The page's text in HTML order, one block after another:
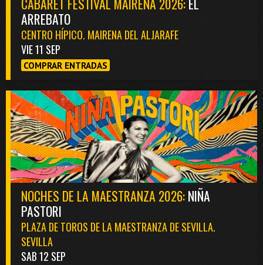
CABARET FESTIVAL MAIRENA 2026:EL
ARREBATO
CENTRO HÍPICO. MAIRENA DEL ALJARAFE
VIE 11 SEP
COMPRAR ENTRADAS
NOCHES DE LA MAESTRANZA 2026:NIÑA
PASTORI
PLAZA DE TOROS DE LA MAESTRANZA DE SEVILLA.
SEVILLA
SAB 12 SEP